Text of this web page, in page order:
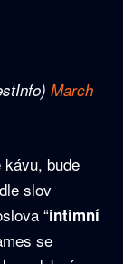
March
bude
slov
“intimní
se